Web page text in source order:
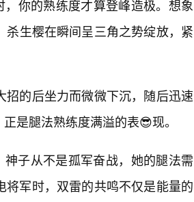
你的熟练度才算登峰造极。想象
生樱在瞬间呈三角之势绽放，紧
的后坐力而微微下沉，随后迅速
是腿法熟练度满溢的表😎现。
子从不是孤军奋战，她的腿法需
军时，双雷的共鸣不仅是能量的